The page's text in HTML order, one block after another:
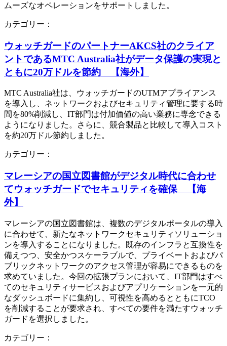
ムーズなオペレーションをサポートしました。
カテゴリー：
ウォッチガードのパートナーAKCS社のクライア
ントであるMTC Australia社がデータ保護の実現と
ともに20万ドルを節約 【海外】
MTC Australia社は、ウォッチガードのUTMアプライアンス
を導入し、ネットワークおよびセキュリティ管理に要する時
間を80%削減し、IT部門は付加価値の高い業務に専念できる
ようになりました。さらに、競合製品と比較して導入コスト
を約20万ドル節約しました。
カテゴリー：
マレーシアの国立図書館がデジタル時代に合わせ
てウォッチガードでセキュリティを確保 【海
外】
マレーシアの国立図書館は、複数のデジタルポータルの導入
に合わせて、新たなネットワークセキュリティソリューショ
ンを導入することになりました。既存のインフラと互換性を
備えつつ、安全かつスケーラブルで、プライベートおよびパ
ブリックネットワークのアクセス管理が容易にできるものを
求めていました。今回の拡張プランにおいて、IT部門はすべ
てのセキュリティサービスおよびアプリケーションを一元的
なダッシュボードに集約し、可視性を高めるとともにTCO
を削減することが要求され、すべての要件を満たすウォッチ
ガードを選択しました。
カテゴリー：